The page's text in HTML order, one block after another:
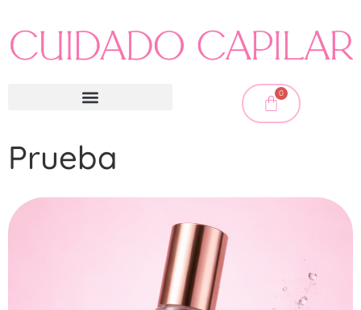
0
Prueba